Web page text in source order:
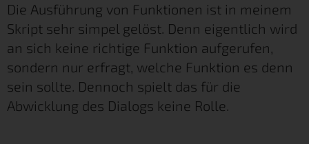
Die Ausführung von Funktionen ist in meinem
Skript sehr simpel gelöst. Denn eigentlich wird
an sich keine richtige Funktion aufgerufen,
sondern nur erfragt, welche Funktion es denn
sein sollte. Dennoch spielt das für die
Abwicklung des Dialogs keine Rolle.